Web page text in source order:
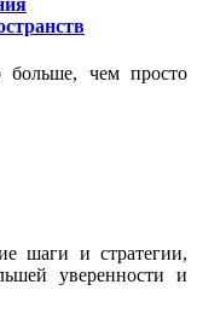
больше, чем просто
шаги и стратегии,
уверенности и